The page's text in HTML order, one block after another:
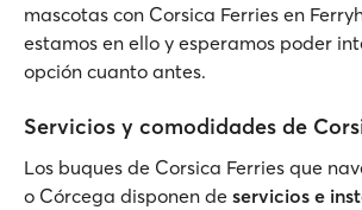
mascotas con Corsica Ferries en
estamos en ello y esperamos poder
opción cuanto antes.
Servicios y comodidades de
Los buques de Corsica Ferries que
o Córcega disponen de servicios e